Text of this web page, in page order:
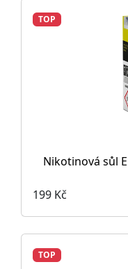
TOP
Nikotinová sůl
199 Kč
TOP